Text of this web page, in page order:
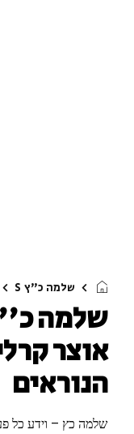
שלמה כ"ץ S
שלמה
אוצר
הנוראים
שלמה כץ – וידע כל